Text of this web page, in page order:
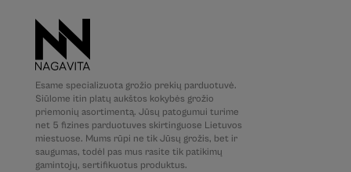
Esame specializuota grožio prekių parduotuvė.
Siūlome itin platų aukštos kokybės grožio
priemonių asortimentą. Jūsų patogumui turime
net 5 fizines parduotuves skirtinguose Lietuvos
miestuose. Mums rūpi ne tik Jūsų grožis, bet ir
saugumas, todėl pas mus rasite tik patikimų
gamintojų, sertifikuotus produktus.